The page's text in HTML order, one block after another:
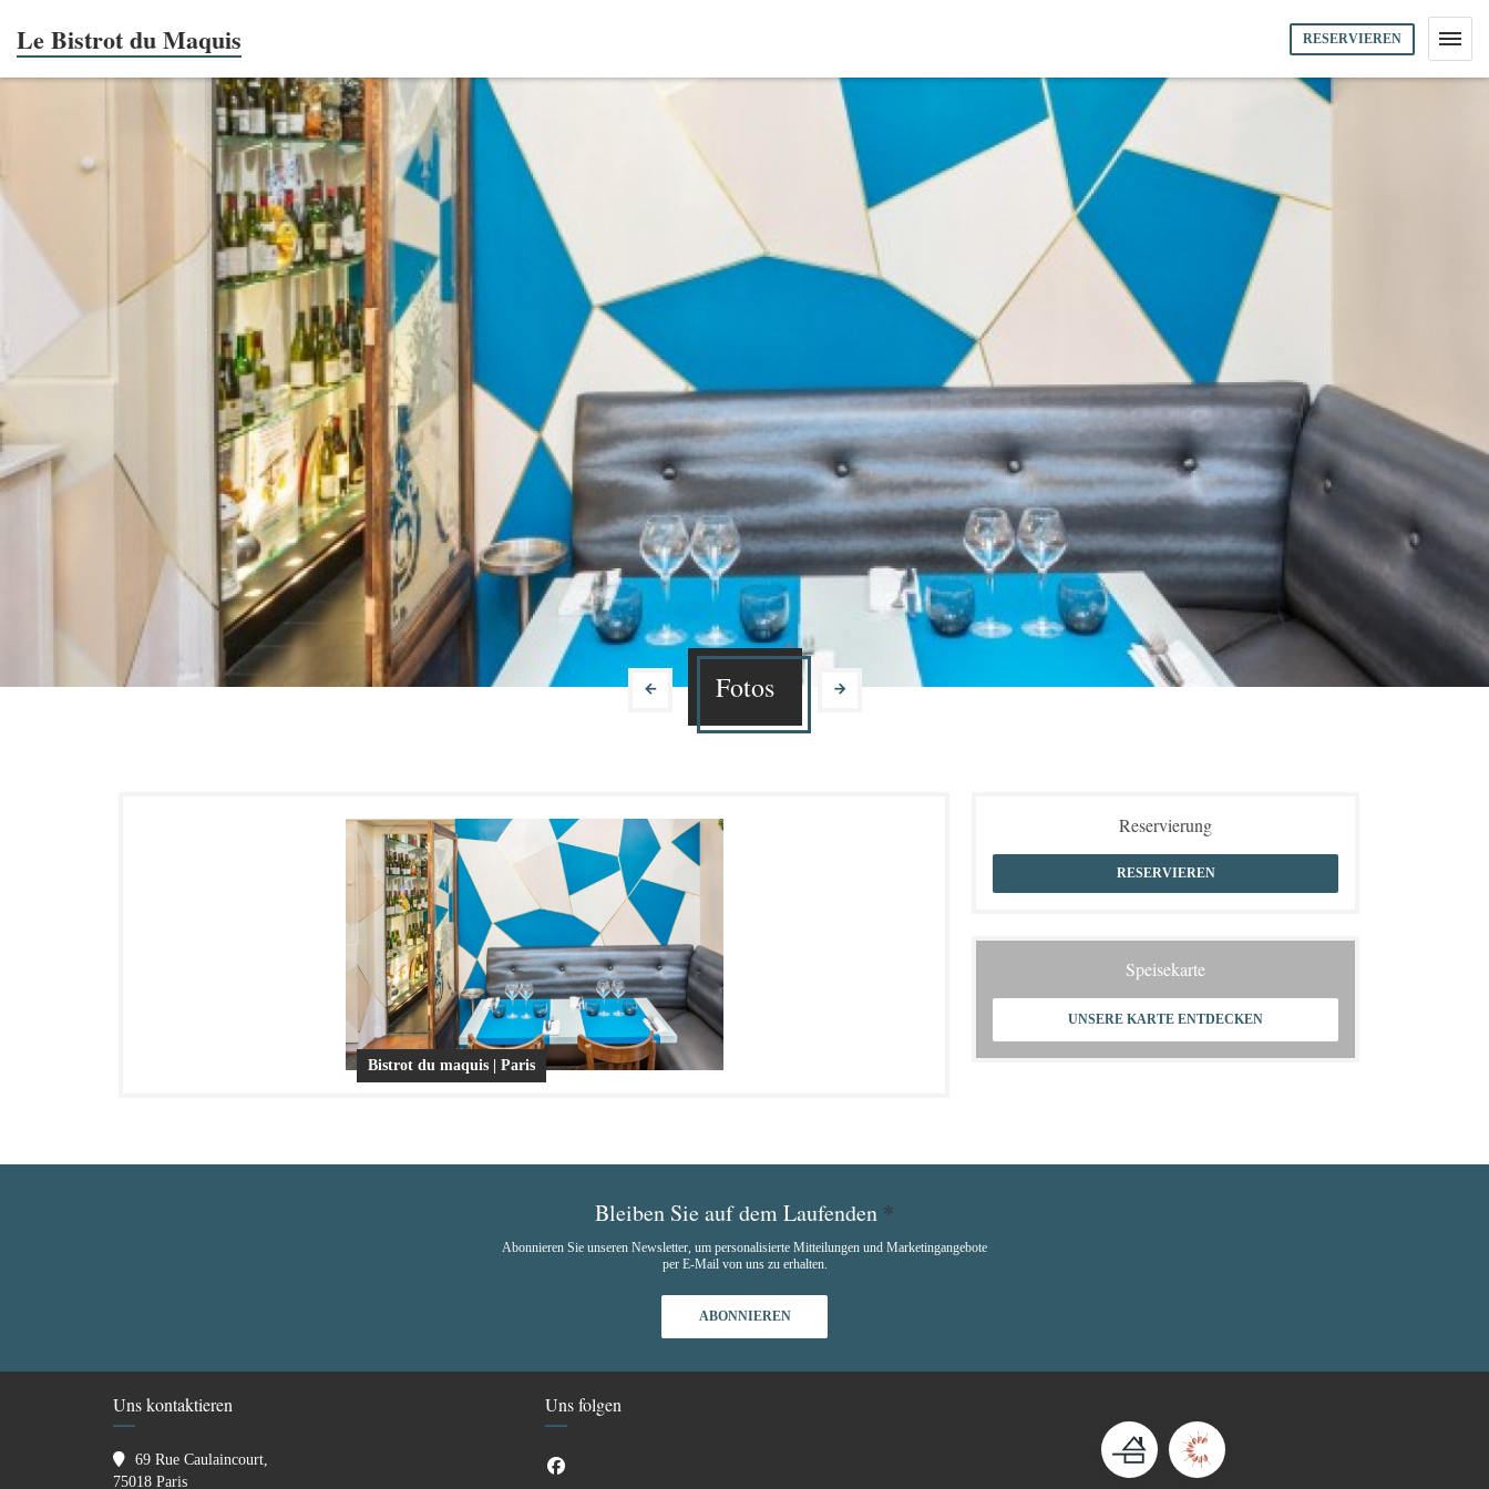
Le Bistrot du Maquis RESERVIEREN
Fotos
Bistrot du maquis | Paris
Reservierung
RESERVIEREN
Speisekarte
UNSERE KARTE ENTDECKEN
Bleiben Sie auf dem Laufenden *
Abonnieren Sie unseren Newsletter, um personalisierte Mitteilungen und Marketingangebote
per E-Mail von uns zu erhalten.
ABONNIEREN
Uns kontaktieren
69 Rue Caulaincourt,
75018 Paris((öffnet ein neues Fenster))
Uns folgen
Facebook ((öffnet ein neues Fenster))